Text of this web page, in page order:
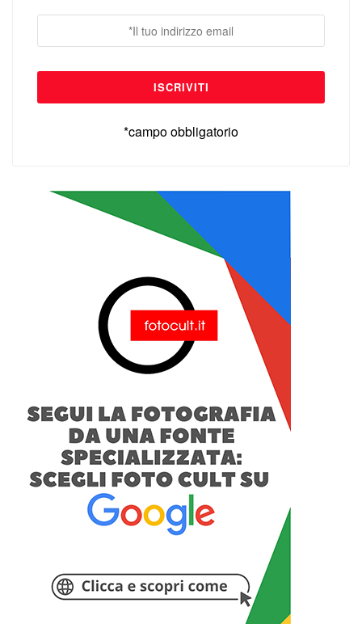
*campo obbligatorio